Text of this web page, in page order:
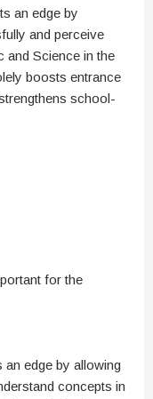
an edge by
and perceive
and Science in the
boosts entrance
school-
for the
an edge by allowing
concepts in